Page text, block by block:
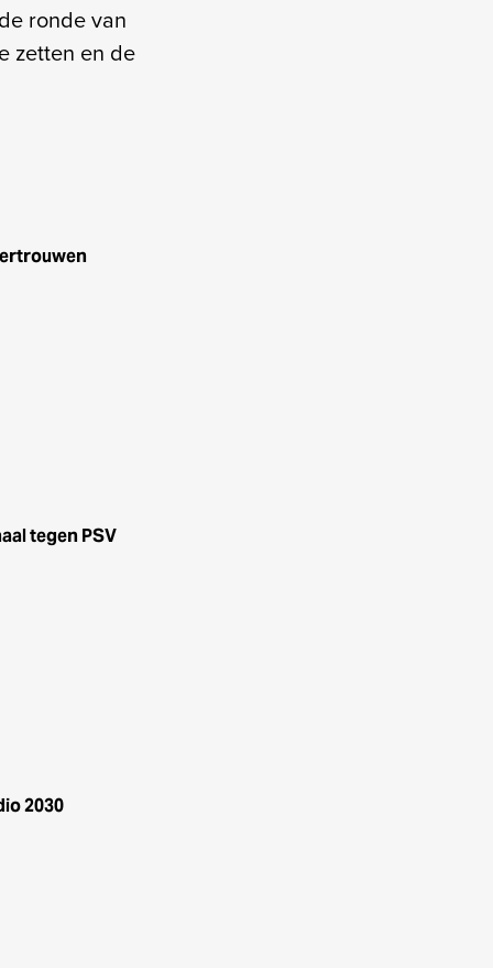
ronde van
zetten en de
tegen PSV
2030